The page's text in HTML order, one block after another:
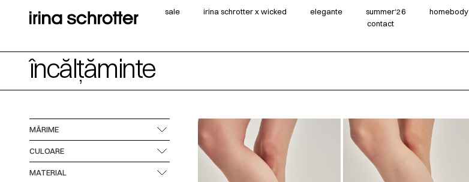
sale irina schrotter x wicked elegante summer‘26 homebody
contact
încălțăminte
MĂRIME
CULOARE
MATERIAL